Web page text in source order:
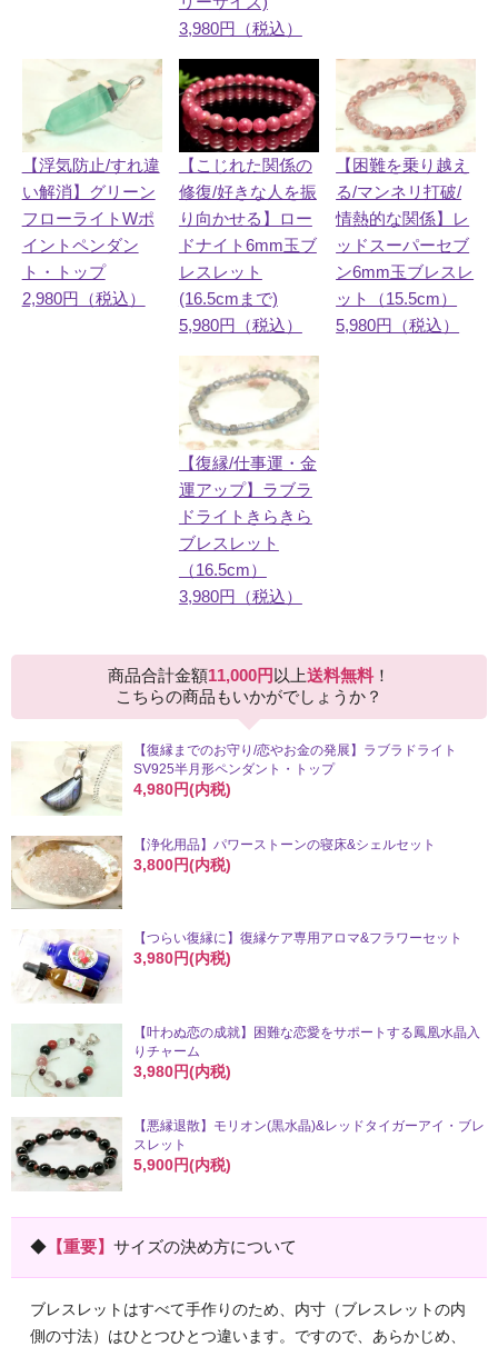
3,980円（税込）
【浮気防止/すれ違
い解消】グリーン
フローライトWポ
イントペンダン
ト・トップ
2,980円（税込）
【こじれた関係の
修復/好きな人を振
り向かせる】ロー
ドナイト6mm玉ブ
レスレット
(16.5cmまで)
5,980円（税込）
【困難を乗り越え
る/マンネリ打破/
情熱的な関係】レ
ッドスーパーセブ
ン6mm玉ブレスレ
ット（15.5cm）
5,980円（税込）
【復縁/仕事運・金
運アップ】ラブラ
ドライトきらきら
ブレスレット
（16.5cm）
3,980円（税込）
商品合計金額11,000円 以上送料無料 ！
こちらの商品もいかがでしょうか？
【復縁までのお守り/恋やお金の発展】ラブラドライト
SV925半月形ペンダント・トップ
4,980円(内税)
【浄化用品】パワーストーンの寝床&シェルセット
3,800円(内税)
【つらい復縁に】復縁ケア専用アロマ&フラワーセット
3,980円(内税)
【叶わぬ恋の成就】困難な恋愛をサポートする鳳凰水晶入
りチャーム
3,980円(内税)
【悪縁退散】モリオン(黒水晶)&レッドタイガーアイ・ブレ
スレット
5,900円(内税)
◆ 【重要】サイズの決め方について
ブレスレットはすべて手作りのため、内寸（ブレスレットの内
側の寸法）はひとつひとつ違います。ですので、あらかじめ、